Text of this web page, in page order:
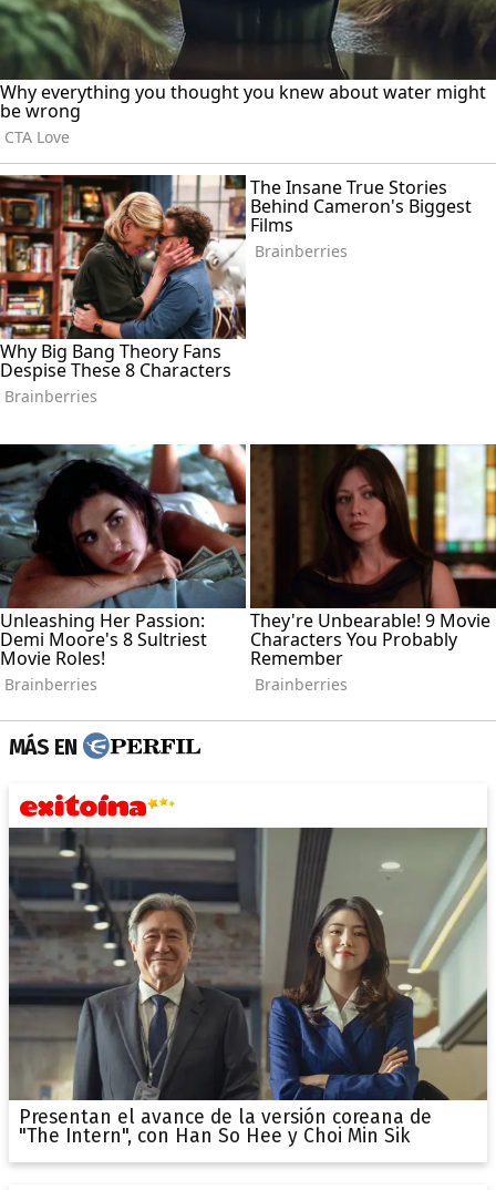
MÁS EN
Presentan el avance de la versión coreana de
"The Intern", con Han So Hee y Choi Min Sik